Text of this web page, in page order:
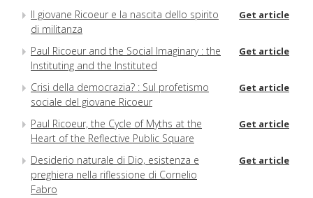
Il giovane Ricoeur e la nascita dello spirito
di militanza
Get article
Paul Ricoeur and the Social Imaginary : the
Instituting and the Instituted
Get article
Crisi della democrazia? : Sul profetismo
sociale del giovane Ricoeur
Get article
Paul Ricoeur, the Cycle of Myths at the
Heart of the Reflective Public Square
Get article
Desiderio naturale di Dio, esistenza e
preghiera nella riflessione di Cornelio
Fabro
Get article